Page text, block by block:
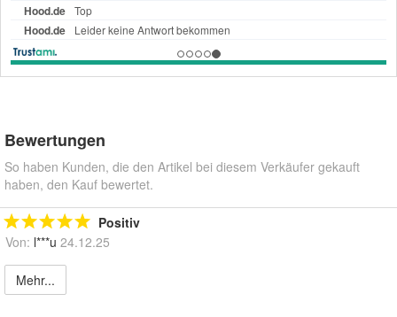
Bewertungen
So haben Kunden, die den Artikel bei diesem Verkäufer gekauft
haben, den Kauf bewertet.
Positiv
Von: l***u 24.12.25
Mehr...